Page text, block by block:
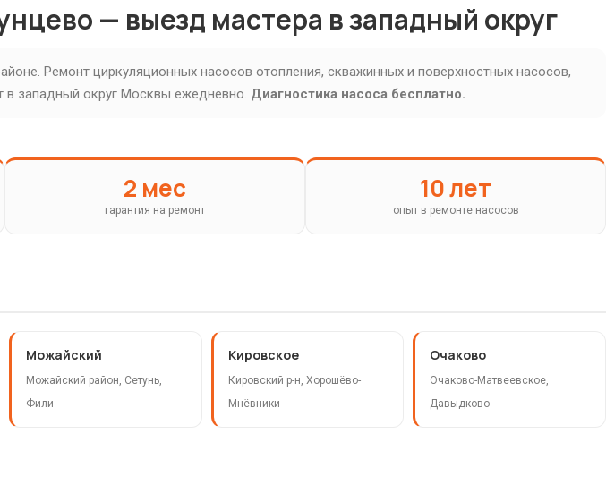
— выезд мастера в западный округ
Ремонт циркуляционных насосов отопления, скважинных и поверхностных насосов,
в западный округ Москвы ежедневно. Диагностика насоса бесплатно.
2 мес
гарантия на ремонт
10 лет
опыт в ремонте насосов
Можайский
Можайский район, Сетунь,
Фили
Кировское
Кировский р-н, Хорошёво-
Мнёвники
Очаково
Очаково-Матвеевское,
Давыдково